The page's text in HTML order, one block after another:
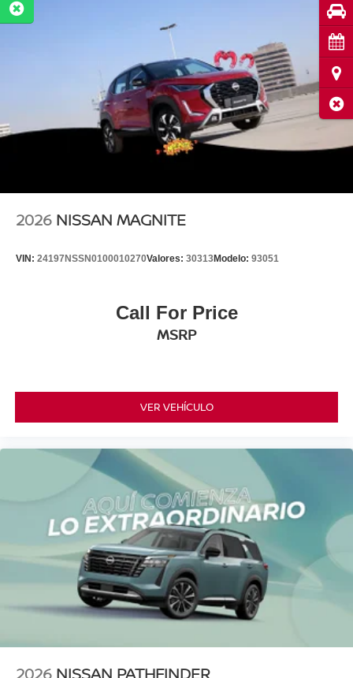
2026 NISSAN MAGNITE
VIN: 24197NSSN0100010270Valores: 30313Modelo: 93051
Call For Price
MSRP
VER VEHÍCULO
2026 NISSAN PATHFINDER